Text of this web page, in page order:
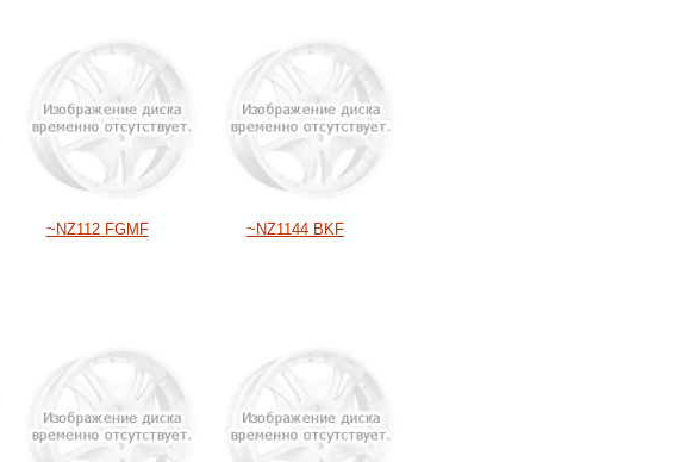
~NZ112 FGMF ~NZ1144 BKF